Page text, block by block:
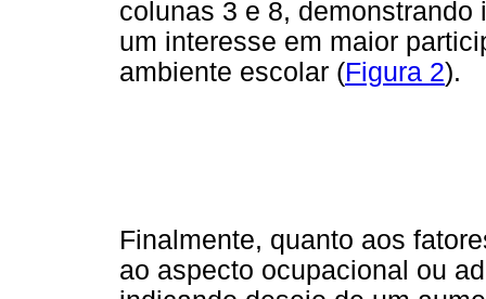
colunas 3 e 8,
um interesse em maior
ambiente escolar (Figura 2).
Finalmente, quanto aos
ao aspecto ocupacional ou